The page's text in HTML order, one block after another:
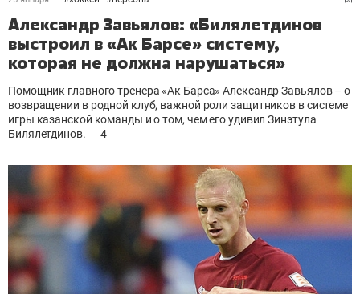
Александр Завьялов: «Билялетдинов
выстроил в «Ак Барсе» систему,
которая не должна нарушаться»
Помощник главного тренера «Ак Барса» Александр Завьялов – о
возвращении в родной клуб, важной роли защитников в системе
игры казанской команды и о том, чем его удивил Зинэтула
Билялетдинов.
4